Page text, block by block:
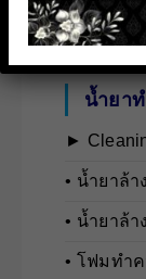
• ระบบคว
น้ำยา
►
• นํ้ายาล้
• นํ้ายาล้
• โฟมทำ